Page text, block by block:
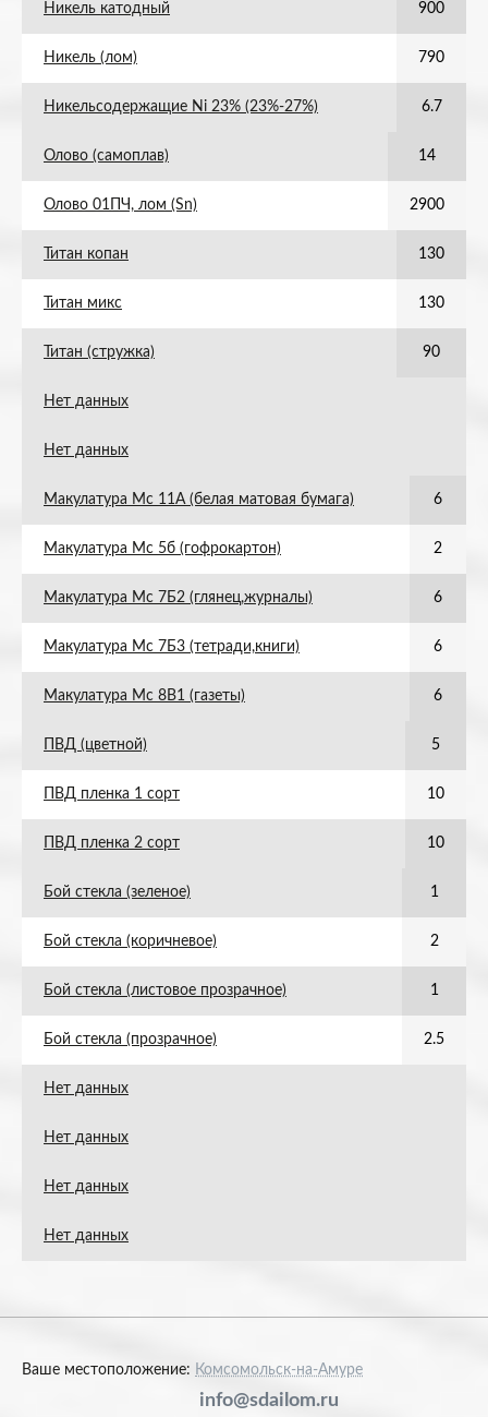
Никель катодный 900
Никель (лом) 790
Никельсодержащие Ni 23% (23%-27%) 6.7
Олово (самоплав) 14
Олово 01ПЧ, лом (Sn) 2900
Титан копан 130
Титан микс 130
Титан (стружка) 90
Нет данных
Нет данных
Макулатура Мс 11А (белая матовая бумага) 6
Макулатура Мс 5б (гофрокартон) 2
Макулатура Мс 7Б2 (глянец,журналы) 6
Макулатура Мс 7Б3 (тетради,книги) 6
Макулатура Мс 8В1 (газеты) 6
ПВД (цветной) 5
ПВД пленка 1 сорт 10
ПВД пленка 2 сорт 10
Бой стекла (зеленое) 1
Бой стекла (коричневое) 2
Бой стекла (листовое прозрачное) 1
Бой стекла (прозрачное) 2.5
Нет данных
Нет данных
Нет данных
Нет данных
Ваше местоположение: Комсомольск-на-Амуре
info@sdailom.ru